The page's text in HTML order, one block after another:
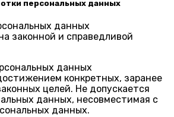
персональных данных
данных
законной и справедливой
данных
конкретных, заранее
целей. Не допускается
данных, несовместимая с
данных.